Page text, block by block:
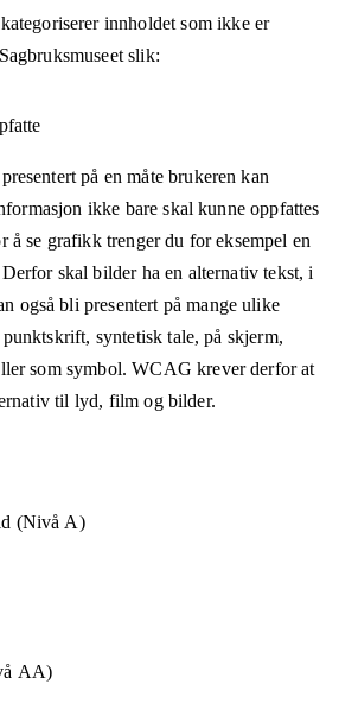
kategoriserer innholdet som ikke er
Sagbruksmuseetslik:
på en måte brukeren kan
ikke bare skal kunne oppfattes
å se grafikk trenger du for eksempel en
skal bilder ha en alternativ tekst, i
også bli presentert på mange ulike
syntetisk tale, på skjerm,
som symbol. WCAG krever derfor at
til lyd, film og bilder.
(Nivå A)
AA)